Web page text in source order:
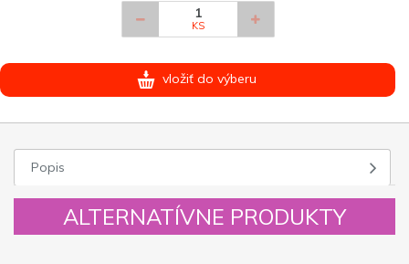
KS
vložiť do výberu
Popis
ALTERNATÍVNE PRODUKTY